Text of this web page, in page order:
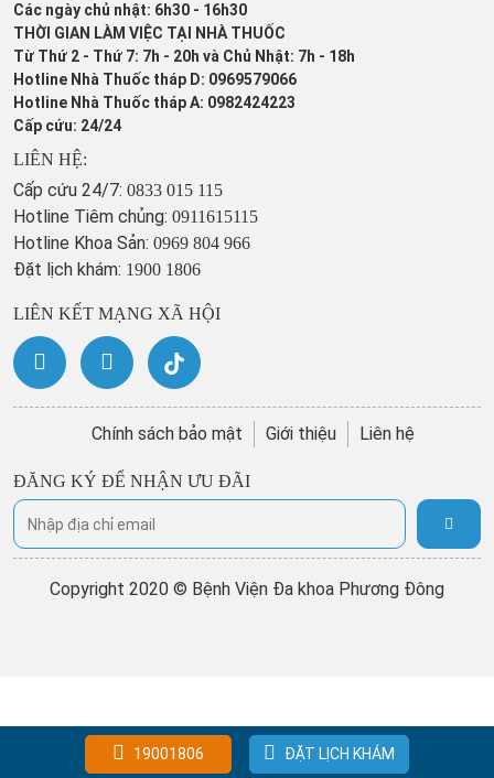
19001806 ĐẶT LỊCH KHÁM
Các ngày chủ nhật: 6h30 - 16h30
THỜI GIAN LÀM VIỆC TẠI NHÀ THUỐC
Từ Thứ 2 - Thứ 7: 7h - 20h và Chủ Nhật: 7h - 18h
Hotline Nhà Thuốc tháp D: 0969579066
Hotline Nhà Thuốc tháp A: 0982424223
Cấp cứu: 24/24
LIÊN HỆ:
Cấp cứu 24/7: 0833 015 115
Hotline Tiêm chủng: 0911615115
Hotline Khoa Sản: 0969 804 966
Đặt lịch khám: 1900 1806
LIÊN KẾT MẠNG XÃ HỘI
Chính sách bảo mật Giới thiệu Liên hệ
ĐĂNG KÝ ĐỂ NHẬN ƯU ĐÃI
Copyright 2020 © Bệnh Viện Đa khoa Phương Đông